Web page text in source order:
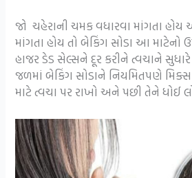
જો ચહેરાની ચમક વધારવા માંગતા
માંગતા હોય તો બેકિંગ સોડા આ માટેનો
હાજર ડેડ સેલ્સને દૂર કરીને ત્વચાને
જળમાં બેકિંગ સોડાને નિયમિતપણે
માટે ત્વચા પર રાખો અને પછી તેને ધોઈ